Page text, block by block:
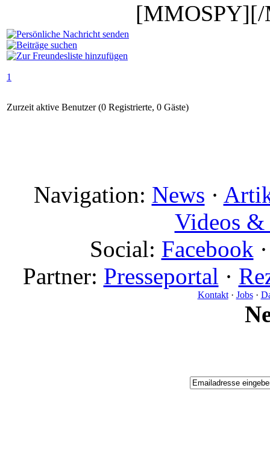
1
Zurzeit aktive Benutzer (0 Registrierte, 0 Gäste)
Navigation: News ·
Videos
Social: Facebook
Partner: Presseportal ·
Kontakt· Jobs·